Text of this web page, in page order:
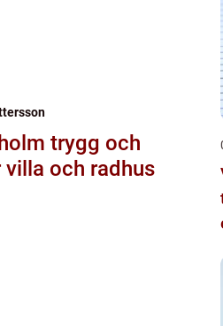
och
och radhus